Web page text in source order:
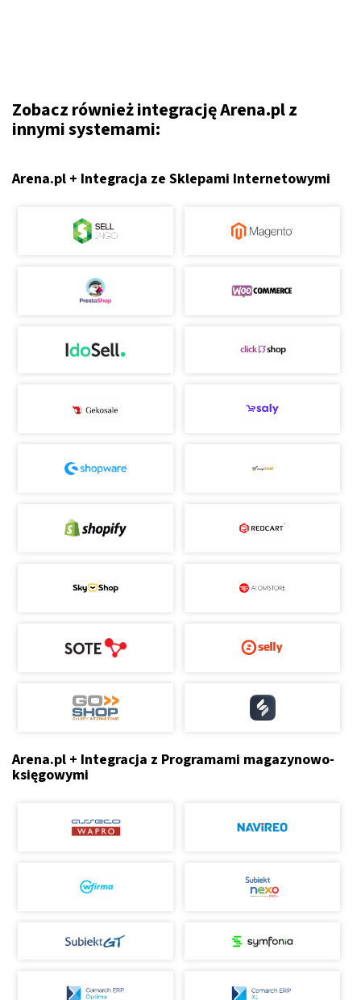
Zobacz również integrację Arena.pl z
innymi systemami:
Arena.pl + Integracja ze Sklepami Internetowymi
Arena.pl + Integracja z Programami magazynowo-
księgowymi